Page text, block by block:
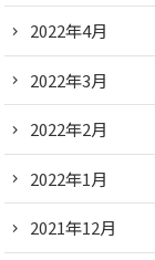
2022年4月
2022年3月
2022年2月
2022年1月
2021年12月